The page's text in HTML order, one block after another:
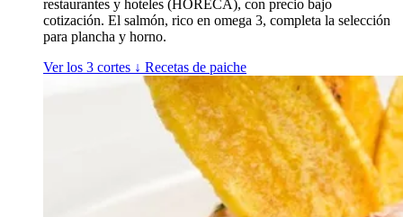
restaurantes y hoteles (HORECA), con precio bajo
cotización. El salmón, rico en omega 3, completa la selección
para plancha y horno.
Ver los 3 cortes ↓ Recetas de paiche